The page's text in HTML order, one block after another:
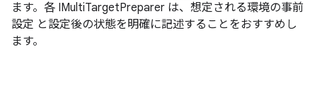
ます。各 IMultiTargetPreparer は、想定される環境の事前
設定 と設定後の状態を明確に記述することをおすすめし
ます。